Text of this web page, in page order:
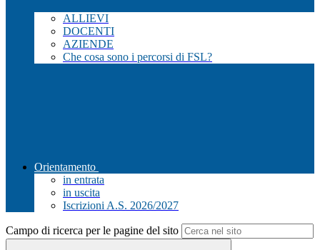
ALLIEVI
DOCENTI
AZIENDE
Che cosa sono i percorsi di FSL?
Orientamento
in entrata
in uscita
Iscrizioni A.S. 2026/2027
Campo di ricerca per le pagine del sito